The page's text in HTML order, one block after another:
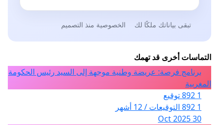
تبقى بياناتك ملكًا لك الخصوصية منذ التصميم
التماسات أخرى قد تهمك
برنامج فرصة: عريضة وطنية موجهة إلى السيد رئيس الحكومة
المغربية
1 892 توقيع
1 892 التوقيعات / 12 أشهر
30 Oct 2025